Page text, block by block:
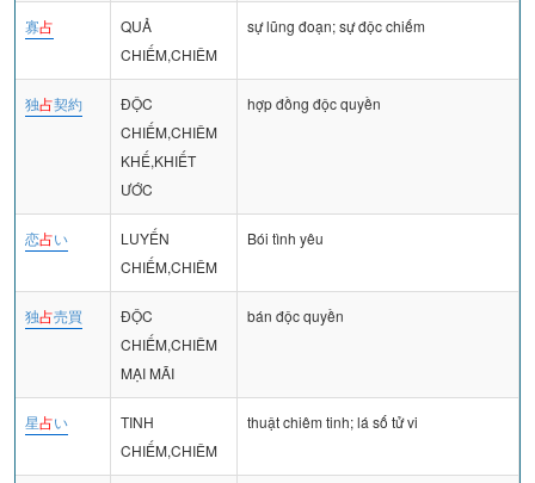
寡占
QUẢ
CHIẾM,CHIÊM
sự lũng đoạn; sự độc chiếm
独占契約
ĐỘC
CHIẾM,CHIÊM
KHẾ,KHIẾT
ƯỚC
hợp đồng độc quyền
恋占い
LUYẾN
CHIẾM,CHIÊM
Bói tình yêu
独占売買
ĐỘC
CHIẾM,CHIÊM
MẠI MÃI
bán độc quyền
星占い
TINH
CHIẾM,CHIÊM
thuật chiêm tinh; lá số tử vi